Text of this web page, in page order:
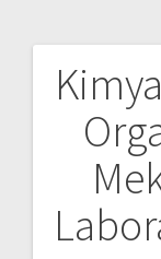
Yazı